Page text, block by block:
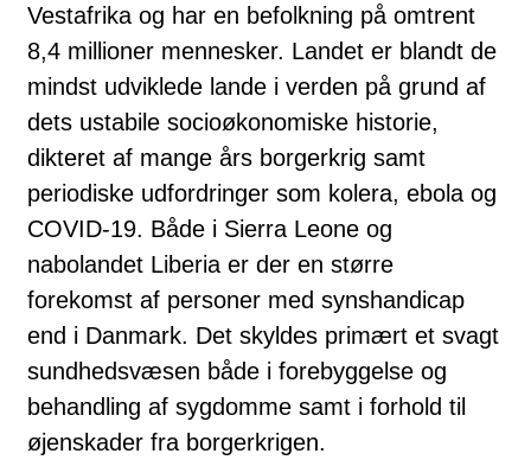
Vestafrika og har en befolkning på omtrent
8,4 millioner mennesker. Landet er blandt de
mindst udviklede lande i verden på grund af
dets ustabile socioøkonomiske historie,
dikteret af mange års borgerkrig samt
periodiske udfordringer som kolera, ebola og
COVID-19. Både i Sierra Leone og
nabolandet Liberia er der en større
forekomst af personer med synshandicap
end i Danmark. Det skyldes primært et svagt
sundhedsvæsen både i forebyggelse og
behandling af sygdomme samt i forhold til
øjenskader fra borgerkrigen.